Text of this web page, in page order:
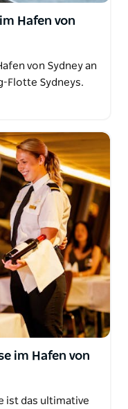
Hafen von
von Sydney an
Flotte Sydneys.
im Hafen von
ist das ultimative